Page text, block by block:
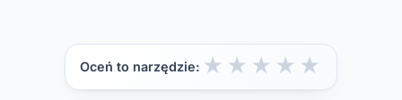
Oceń to narzędzie: ★
★
★
★
★